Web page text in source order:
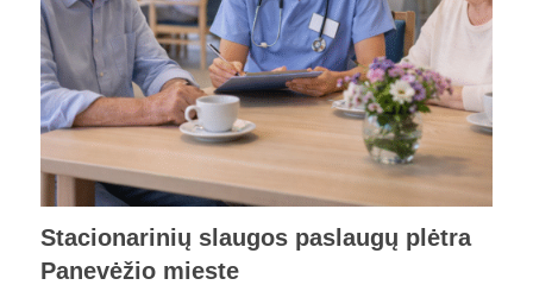
Stacionarinių slaugos paslaugų plėtra
Panevėžio mieste